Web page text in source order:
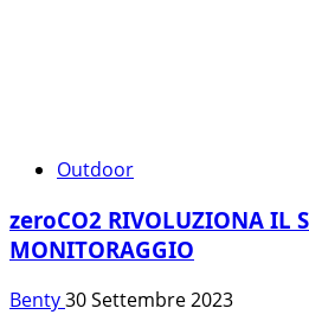
Outdoor
zeroCO2 RIVOLUZIONA IL
MONITORAGGIO
Benty30 Settembre 2023